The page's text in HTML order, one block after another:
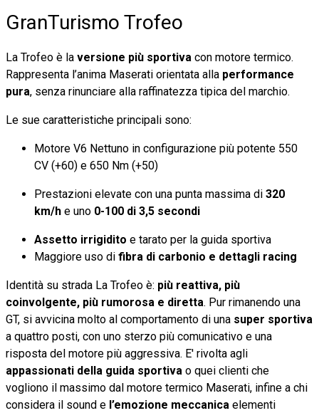
GranTurismo Trofeo
La Trofeo è la versione più sportiva con motore termico.
Rappresenta l’anima Maserati orientata alla performance
pura, senza rinunciare alla raffinatezza tipica del marchio.
Le sue caratteristiche principali sono:
Motore V6 Nettuno in configurazione più potente 550
CV (+60) e 650 Nm (+50)
Prestazioni elevate con una punta massima di 320
km/h e uno 0-100 di 3,5 secondi
Assetto irrigidito e tarato per la guida sportiva
Maggiore uso di fibra di carbonio e dettagli racing
Identità su strada La Trofeo è: più reattiva, più
coinvolgente, più rumorosa e diretta. Pur rimanendo una
GT, si avvicina molto al comportamento di una super sportiva
a quattro posti, con uno sterzo più comunicativo e una
risposta del motore più aggressiva. E' rivolta agli
appassionati della guida sportiva o quei clienti che
vogliono il massimo dal motore termico Maserati, infine a chi
considera il sound e l’emozione meccanica elementi